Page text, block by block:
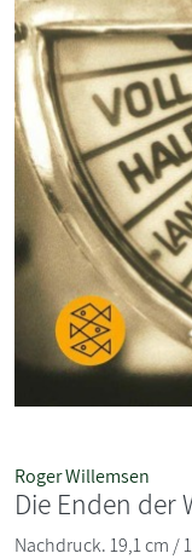
Roger Willemsen
Die Enden der
Nachdruck. 19,1 cm /